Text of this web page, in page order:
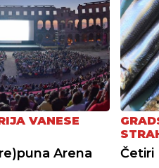
VANESE
Arena Četiri